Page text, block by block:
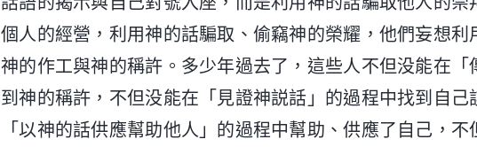
個人的經營，利用神的話騙取、偷竊神的榮耀，他們妄想利
神的作工與神的稱許。多少年過去了，這些人不但没能在「
到神的稱許，不但没能在「見證神説話」的過程中找到自己
「以神的話供應幫助他人」的過程中幫助、供應了自己，